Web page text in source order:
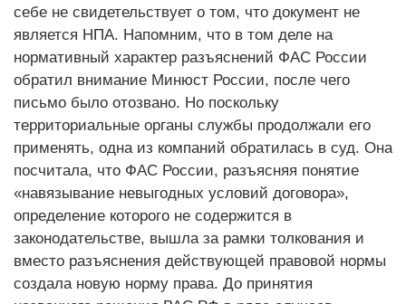
себе не свидетельствует о том, что документ не
является НПА. Напомним, что в том деле на
нормативный характер разъяснений ФАС России
обратил внимание Минюст России, после чего
письмо было отозвано. Но поскольку
территориальные органы службы продолжали его
применять, одна из компаний обратилась в суд. Она
посчитала, что ФАС России, разъясняя понятие
«навязывание невыгодных условий договора»,
определение которого не содержится в
законодательстве, вышла за рамки толкования и
вместо разъяснения действующей правовой нормы
создала новую норму права. До принятия